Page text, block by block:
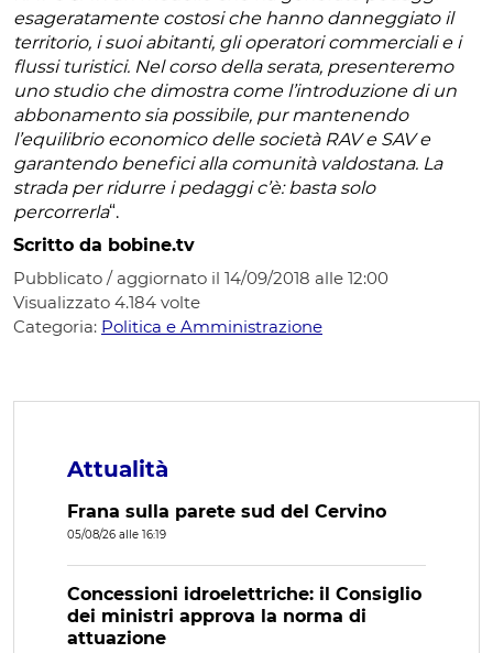
esageratamente costosi che hanno danneggiato il
territorio, i suoi abitanti, gli operatori commerciali e i
flussi turistici. Nel corso della serata, presenteremo
uno studio che dimostra come l’introduzione di un
abbonamento sia possibile, pur mantenendo
l’equilibrio economico delle società RAV e SAV e
garantendo benefici alla comunità valdostana. La
strada per ridurre i pedaggi c’è: basta solo
percorrerla“.
Scritto da bobine.tv
Pubblicato / aggiornato il 14/09/2018 alle 12:00
Visualizzato 4.184 volte
Categoria: Politica e Amministrazione
Attualità
Frana sulla parete sud del Cervino
05/08/26 alle 16:19
Concessioni idroelettriche: il Consiglio
dei ministri approva la norma di
attuazione